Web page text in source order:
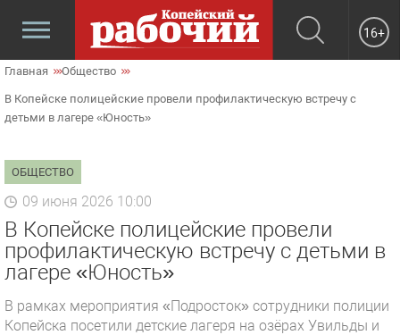
16+
Главная Общество
В Копейске полицейские провели профилактическую встречу с
детьми в лагере «Юность»
ОБЩЕСТВО
09 июня 2026 10:00
В Копейске полицейские провели
профилактическую встречу с детьми в
лагере «Юность»
В рамках мероприятия «Подросток» сотрудники полиции
Копейска посетили детские лагеря на озёрах Увильды и